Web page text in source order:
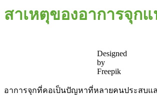
สาเหตุของอาการจุก
Designed
by
Freepik
อาการจุกที่คอเป็นปัญหาที่หลายคนประสบแ